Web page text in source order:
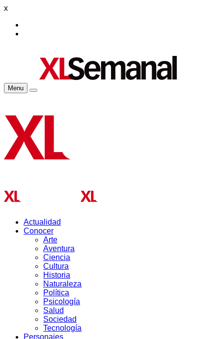
x
Menu
Actualidad
Conocer
Arte
Aventura
Ciencia
Cultura
Historia
Naturaleza
Política
Psicología
Salud
Sociedad
Tecnología
Personajes